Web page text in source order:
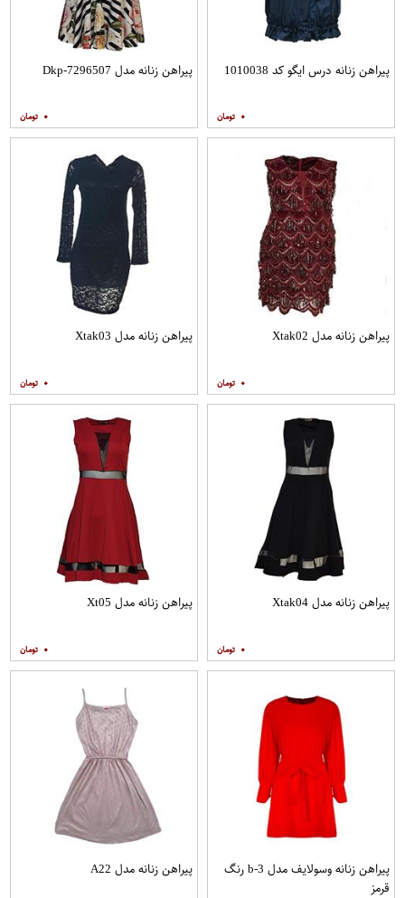
پیراهن زنانه درس ایگو کد 1010038
۰
پیراهن زنانه مدل Dkp-7296507
۰
پیراهن زنانه مدل Xtak02
۰
پیراهن زنانه مدل Xtak03
۰
پیراهن زنانه مدل Xtak04
۰
پیراهن زنانه مدل Xt05
۰
پیراهن زنانه وسولایف مدل b-3 رنگ
قرمز
پیراهن زنانه مدل A22